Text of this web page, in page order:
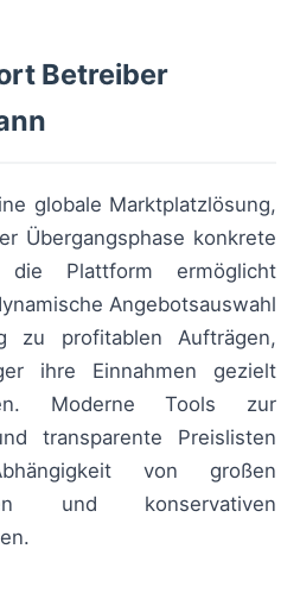
Betreiber
globale Marktplatzlösung,
Übergangsphase konkrete
die Plattform ermöglicht
Angebotsauswahl
zu profitablen Aufträgen,
ihre Einnahmen gezielt
Moderne Tools zur
transparente Preislisten
von großen
und konservativen